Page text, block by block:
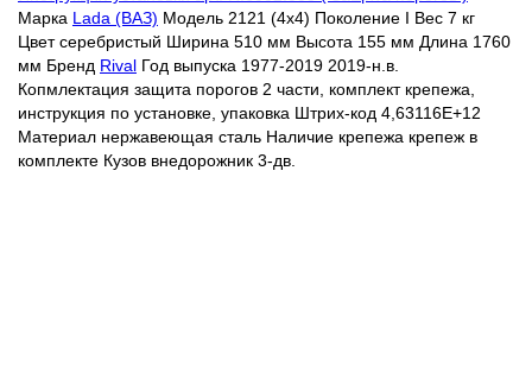
Марка Lada (ВАЗ) Модель 2121 (4x4) Поколение I Вес 7 кг
Цветсеребристый Ширина 510 мм Высота 155 мм Длина 1760
мм Бренд Rival Год выпуска 1977-2019 2019-н.в.
Копмлектация защита порогов 2 части, комплект крепежа,
инструкция по установке, упаковка Штрих-код 4,63116E+12
Материал нержавеющая сталь Наличие крепежа крепеж в
комплекте Кузов внедорожник 3-дв.